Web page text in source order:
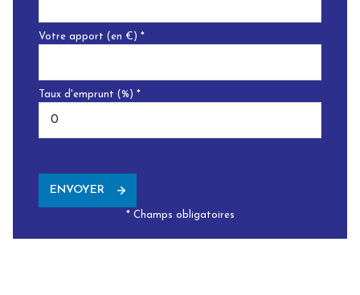
Votre apport (en €) *
Taux d'emprunt (%) *
ENVOYER
* Champs obligatoires